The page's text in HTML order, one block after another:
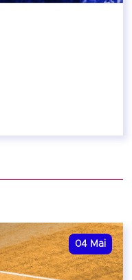
04 Mai